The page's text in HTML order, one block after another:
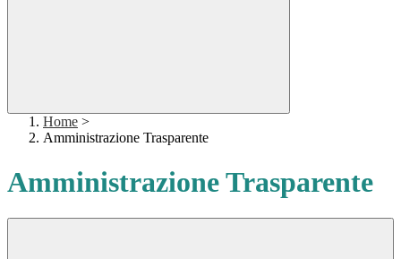
Home >
Amministrazione Trasparente
Amministrazione Trasparente